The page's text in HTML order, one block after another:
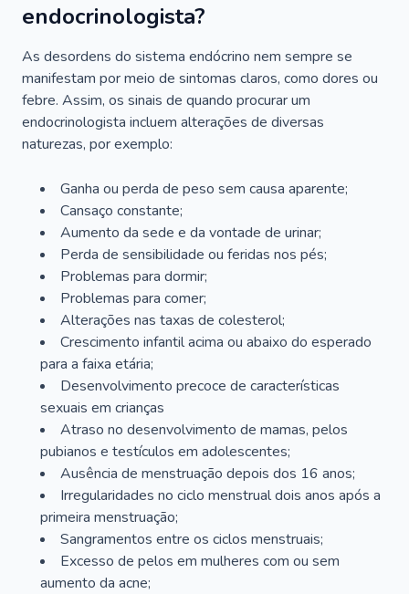
endocrinologista?
As desordens do sistema endócrino nem sempre se
manifestam por meio de sintomas claros, como dores ou
febre. Assim, os sinais de quando procurar um
endocrinologista incluem alterações de diversas
naturezas, por exemplo:
Ganha ou perda de peso sem causa aparente;
Cansaço constante;
Aumento da sede e da vontade de urinar;
Perda de sensibilidade ou feridas nos pés;
Problemas para dormir;
Problemas para comer;
Alterações nas taxas de colesterol;
Crescimento infantil acima ou abaixo do esperado
para a faixa etária;
Desenvolvimento precoce de características
sexuais em crianças
Atraso no desenvolvimento de mamas, pelos
pubianos e testículos em adolescentes;
Ausência de menstruação depois dos 16 anos;
Irregularidades no ciclo menstrual dois anos após a
primeira menstruação;
Sangramentos entre os ciclos menstruais;
Excesso de pelos em mulheres com ou sem
aumento da acne;